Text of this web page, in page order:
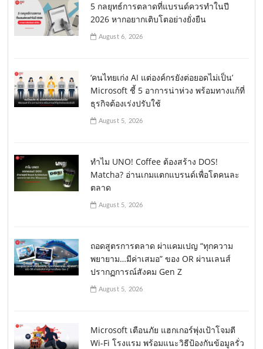
5 กลยุทธ์การตลาดที่แบรนด์ควรทำในปี
2026 หากอยากเติบโตอย่างยั่งยืน
August 6, 2026
‘คนไทยเก่ง AI แต่องค์กรยังต่อยอดไม่เป็น’
Microsoft ชี้ 5 อาการน่าห่วง พร้อมทางแก้ที่
ธุรกิจต้องเร่งปรับใช้
August 5, 2026
ทำไม UNO! Coffee ต้องสร้าง DOS!
Matcha? อ่านเกมแตกแบรนด์เพื่อโตคนละ
ตลาด
August 5, 2026
ถอดสูตรการตลาด ผ่าแคมเปญ “ทุกความ
พยายาม…มีค่าเสมอ” ของ OR ผ่านเลนส์
ปรากฏการณ์สังคม Gen Z
August 5, 2026
Microsoft เตือนภัย แฮกเกอร์พุ่งเป้าโจมตี
Wi-Fi โรงแรม พร้อมแนะวิธีป้องกันข้อมูลรั่ว